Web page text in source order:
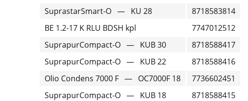
SuprastarSmart-O — KU 28
8718583814
BE 1.2-17 K RLU BDSH kpl
7747012512
SuprapurCompact-O — KUB 30
8718588417
SuprapurCompact-O — KUB 22
8718588416
Olio Condens 7000 F — OC7000F 18
7736602451
SuprapurCompact-O — KUB 18
8718588415